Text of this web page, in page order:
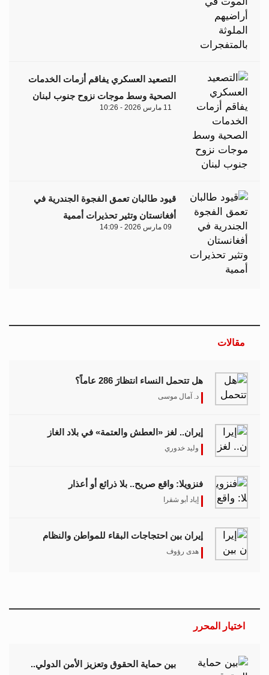
التصعيد العسكري يفاقم أزمات الخدمات
الصحية وسط موجات نزوح جنوب لبنان
11 مارس 2026 - 10:26
قيود طالبان تعمق الفجوة الجندرية في
أفغانستان وتثير تحذيرات أممية
09 مارس 2026 - 14:09
مقالات
هل تتحمل النساء انتظارَ 286 عاماً؟
د. آمال موسى
إيران.. لغز «العطش والعتمة» في بلاد الغاز
وليد خدوري
فنزويلا: واقع صريح.. بلا ذرائع أو أعذار
إياد أبو شقرا
إيران بين احتجاجات البقاء للمواطن والنظام
هدى رؤوف
اختيار المحرر
بين حماية الحقوق وتعزيز الأمن الدولي..